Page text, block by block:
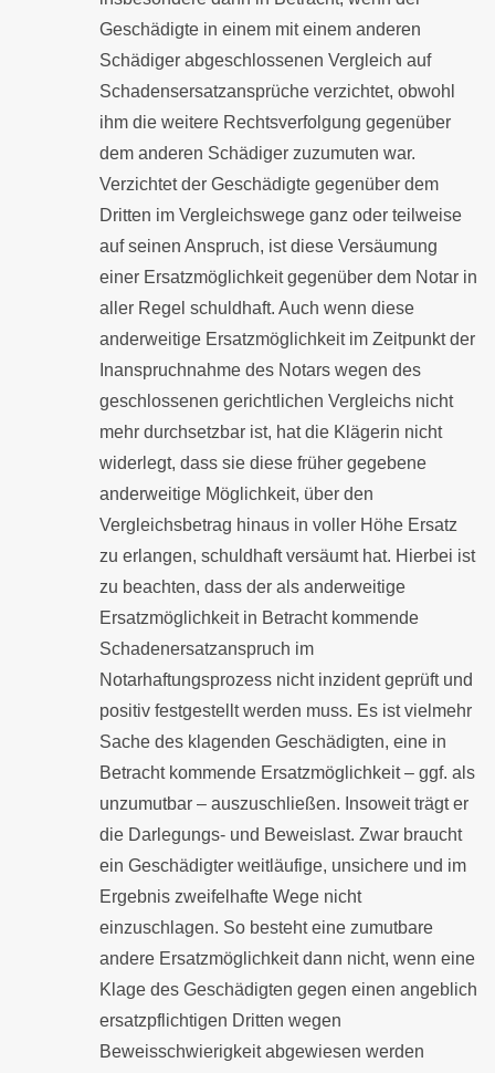
Geschädigte in einem mit einem anderen
Schädiger abgeschlossenen Vergleich auf
Schadensersatzansprüche verzichtet, obwohl
ihm die weitere Rechtsverfolgung gegenüber
dem anderen Schädiger zuzumuten war.
Verzichtet der Geschädigte gegenüber dem
Dritten im Vergleichswege ganz oder teilweise
auf seinen Anspruch, ist diese Versäumung
einer Ersatzmöglichkeit gegenüber dem Notar in
aller Regel schuldhaft. Auch wenn diese
anderweitige Ersatzmöglichkeit im Zeitpunkt der
Inanspruchnahme des Notars wegen des
geschlossenen gerichtlichen Vergleichs nicht
mehr durchsetzbar ist, hat die Klägerin nicht
widerlegt, dass sie diese früher gegebene
anderweitige Möglichkeit, über den
Vergleichsbetrag hinaus in voller Höhe Ersatz
zu erlangen, schuldhaft versäumt hat. Hierbei ist
zu beachten, dass der als anderweitige
Ersatzmöglichkeit in Betracht kommende
Schadenersatzanspruch im
Notarhaftungsprozess nicht inzident geprüft und
positiv festgestellt werden muss. Es ist vielmehr
Sache des klagenden Geschädigten, eine in
Betracht kommende Ersatzmöglichkeit – ggf. als
unzumutbar – auszuschließen. Insoweit trägt er
die Darlegungs- und Beweislast. Zwar braucht
ein Geschädigter weitläufige, unsichere und im
Ergebnis zweifelhafte Wege nicht
einzuschlagen. So besteht eine zumutbare
andere Ersatzmöglichkeit dann nicht, wenn eine
Klage des Geschädigten gegen einen angeblich
ersatzpflichtigen Dritten wegen
Beweisschwierigkeit abgewiesen werden